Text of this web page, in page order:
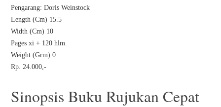
Pengarang: Doris Weinstock
Length (Cm) 15.5
Width (Cm) 10
Pages xi + 120 hlm.
Weight (Grm) 0
Rp. 24.000,-
Sinopsis Buku Rujukan Cepat